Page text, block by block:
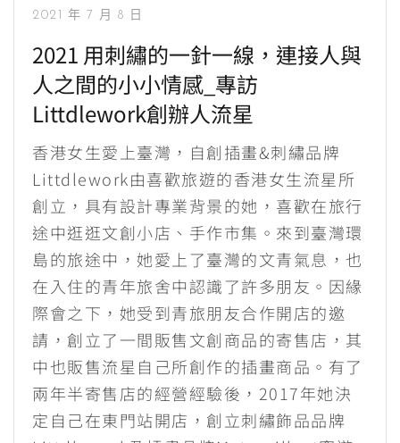
2021 年 7 月 8 日
2021 用刺繡的一針一線，連接人與
人之間的小小情感_專訪
Littdlework創辦人流星
香港女生愛上臺灣，自創插畫&刺繡品牌
Littdlework由喜歡旅遊的香港女生流星所
創立，具有設計專業背景的她，喜歡在旅行
途中逛逛文創小店、手作市集。來到臺灣環
島的旅途中，她愛上了臺灣的文青氣息，也
在入住的青年旅舍中認識了許多朋友。因緣
際會之下，她受到青旅朋友合作開店的邀
請，創立了一間販售文創商品的寄售店，其
中也販售流星自己所創作的插畫商品。有了
兩年半寄售店的經營經驗後，2017年她決
定自己在東門站開店，創立刺繡飾品品牌